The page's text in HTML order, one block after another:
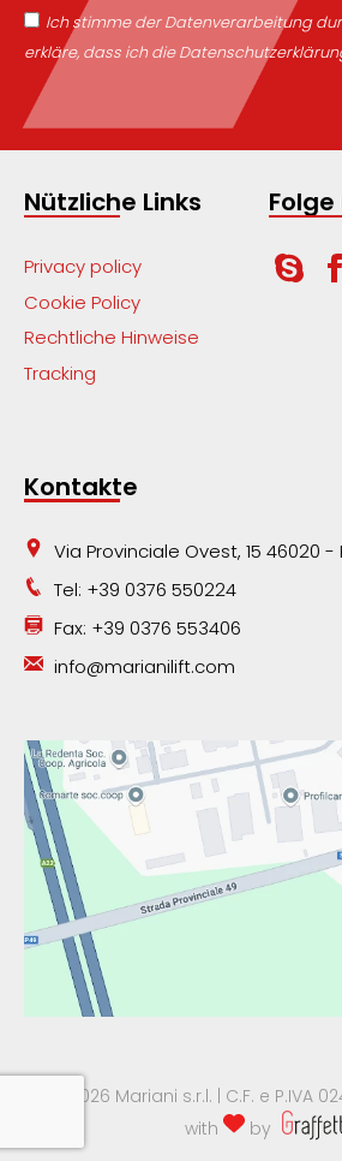
Ich stimme der Datenverarbeitung
erkläre, dass ich die
Nützliche Links
Privacy policy
Cookie Policy
Rechtliche Hinweise
Tracking
Folge
Kontakte
Via Provinciale Ovest, 15 46020
Tel: +39 0376 550224
Fax: +39 0376 553406
info@marianilift.com
© 2026 Mariani s.r.l. | C.F. e P.IVA
with
by